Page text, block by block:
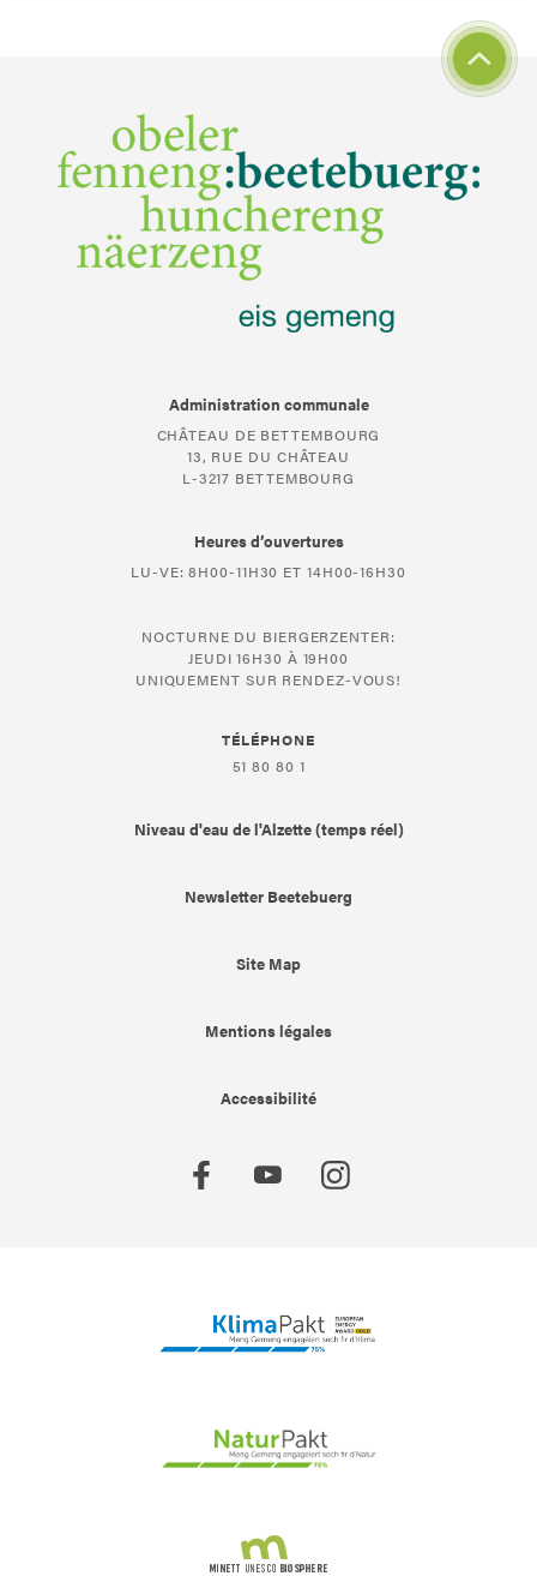
Administration communale
CHÂTEAU DE BETTEMBOURG
13, RUE DU CHÂTEAU
L-3217 BETTEMBOURG
Heures d’ouvertures
LU-VE: 8H00-11H30 ET 14H00-16H30
NOCTURNE DU BIERGERZENTER:
JEUDI 16H30 À 19H00
UNIQUEMENT SUR RENDEZ-VOUS!
TÉLÉPHONE
51 80 80 1
Niveau d'eau de l'Alzette (temps réel)
Newsletter Beetebuerg
Site Map
Mentions légales
Accessibilité